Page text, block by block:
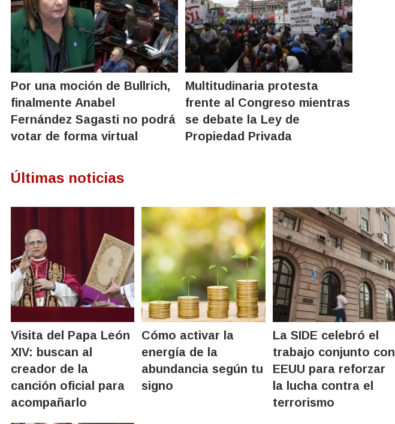
Por una moción de Bullrich,
finalmente Anabel
Fernández Sagasti no podrá
votar de forma virtual
Multitudinaria protesta
frente al Congreso mientras
se debate la Ley de
Propiedad Privada
Últimas noticias
Visita del Papa León
XIV: buscan al
creador de la
canción oficial para
acompañarlo
Cómo activar la
energía de la
abundancia según tu
signo
La SIDE celebró el
trabajo conjunto con
EEUU para reforzar
la lucha contra el
terrorismo